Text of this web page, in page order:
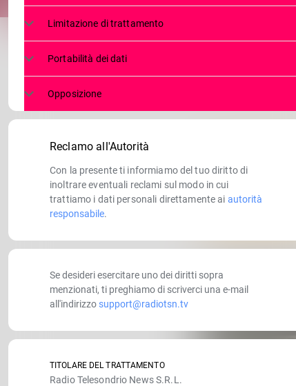
Limitazione di trattamento
Portabilità dei dati
Opposizione
Reclamo all'Autorità
Con la presente ti informiamo del tuo diritto di
inoltrare eventuali reclami sul modo in cui
trattiamo i dati personali direttamente ai autorità
responsabile.
Se desideri esercitare uno dei diritti sopra
menzionati, ti preghiamo di scriverci una e-mail
all'indirizzo support@radiotsn.tv
TITOLARE DEL TRATTAMENTO
Radio Telesondrio News S.R.L.